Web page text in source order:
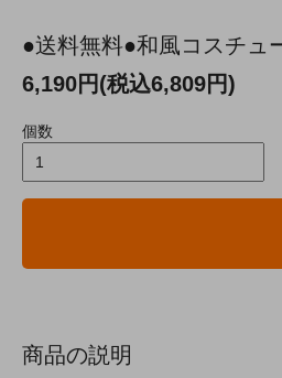
●送料無料●和風コスチ
6,190円(税込6,809円)
個数
商品の説明